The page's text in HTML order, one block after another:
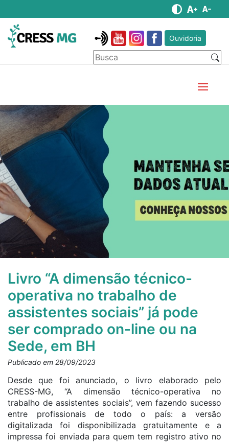
Ouvidoria
Livro “A dimensão técnico-
operativa no trabalho de
assistentes sociais” já pode
ser comprado on-line ou na
Sede, em BH
Publicado em 28/09/2023
Desde que foi anunciado, o livro elaborado pelo
CRESS-MG, “A dimensão técnico-operativa no
trabalho de assistentes sociais”, vem fazendo sucesso
entre profissionais de todo o país: a versão
digitalizada foi disponibilizada gratuitamente e a
impressa foi enviada para quem tem registro ativo no